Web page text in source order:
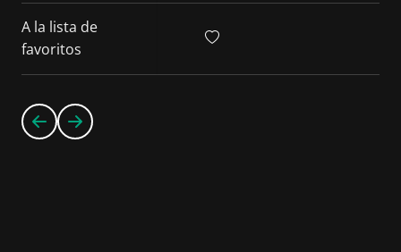
A la lista de
favoritos